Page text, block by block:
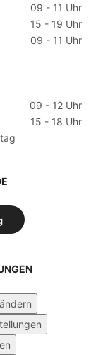
09 - 11 Uhr
15 - 19 Uhr
09 - 11 Uhr
09 - 12 Uhr
15 - 18 Uhr